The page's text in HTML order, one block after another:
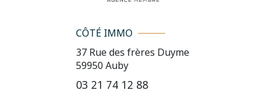
CÔTÉ IMMO
37 Rue des frères Duyme
59950 Auby
03 21 74 12 88